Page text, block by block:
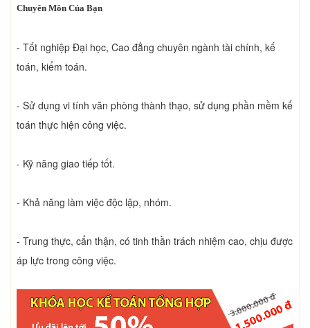
Chuyên Môn Của Bạn
- Tốt nghiệp Đại học, Cao đẳng chuyên ngành tài chính, kế
toán, kiểm toán.
- Sử dụng vi tính văn phòng thành thạo, sử dụng phần mềm kế
toán thực hiện công việc.
- Kỹ năng giao tiếp tốt.
- Khả năng làm việc độc lập, nhóm.
- Trung thực, cẩn thận, có tinh thần trách nhiệm cao, chịu được
áp lực trong công việc.